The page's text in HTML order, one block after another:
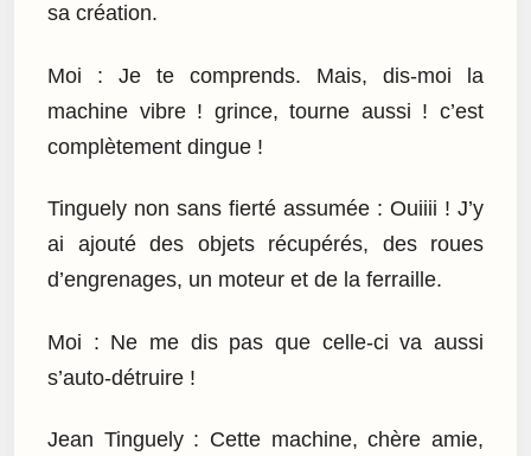
sa création.
Moi : Je te comprends. Mais, dis-moi la
machine vibre ! grince, tourne aussi ! c’est
complètement dingue !
Tinguely non sans fierté assumée : Ouiiii ! J’y
ai ajouté des objets récupérés, des roues
d’engrenages, un moteur et de la ferraille.
Moi : Ne me dis pas que celle-ci va aussi
s’auto-détruire !
Jean Tinguely : Cette machine, chère amie,